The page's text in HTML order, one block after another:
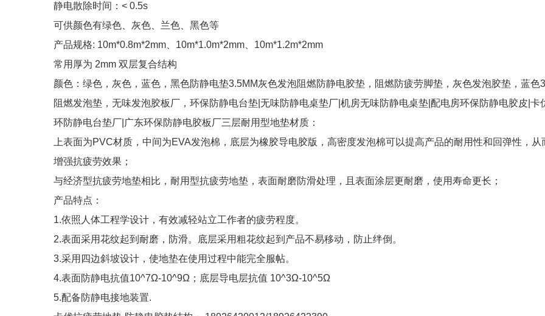
静电散除时间：< 0.5s
可供颜色有绿色、灰色、兰色、黑色等
产品规格: 10m*0.8m*2mm、10m*1.0m*2mm、10m*1.2m*2mm
常用厚为 2mm 双层复合结构
颜色：绿色，灰色，蓝色，黑色防静电垫3.5MM灰色发泡阻燃防静电胶垫，阻燃防疲劳脚垫，灰色发泡胶垫，蓝色
阻燃发泡垫，无味发泡胶板厂，环保防静电台垫|无味防静电桌垫厂|机房无味防静电桌垫|配电房环保防静电胶皮|卡
环防静电台垫厂|广东环保防静电胶板厂三层耐用型地垫材质：
上表面为PVC材质，中间为EVA发泡棉，底层为橡胶导电胶版，高密度发泡棉可以提高产品的耐用性和回弹性，从
增强抗疲劳效果；
与经济型抗疲劳地垫相比，耐用型抗疲劳地垫，表面耐磨防滑处理，且表面涂层更耐磨，使用寿命更长；
产品特点：
1.依照人体工程学设计，有效减轻站立工作者的疲劳程度。
2.表面采用花纹起到耐磨，防滑。底层采用粗花纹起到产品不易移动，防止绊倒。
3.采用四边斜坡设计，使地垫在使用过程中能完全服帖。
4.表面防静电抗值10^7Ω-10^9Ω；底层导电层抗值 10^3Ω-10^5Ω
5.配备防静电接地装置.